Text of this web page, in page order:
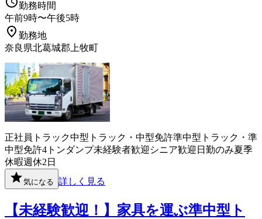
勤務時間
午前9時〜午後5時
勤務地
奈良県北葛城郡上牧町
正社員 トラック中型トラック・中型免許準中型トラック・準
中型免許4トンダンプ未経験者歓迎 シニア歓迎 日勤のみ夏季
休暇週休2日
気になる 詳しく見る
【未経験歓迎！】家具を運ぶ準中型ト